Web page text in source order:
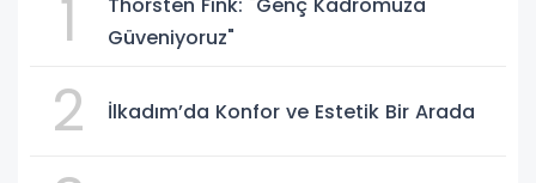
1
Thorsten Fink: "Genç Kadromuza
Güveniyoruz"
2 İlkadım’da Konfor ve Estetik Bir Arada